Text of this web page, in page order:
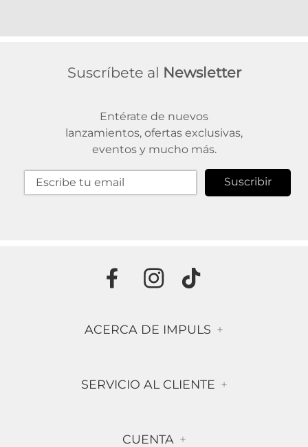
Suscríbete al Newsletter
Entérate de nuevos
lanzamientos, ofertas exclusivas,
eventos y mucho más.
Suscribir
ACERCA DE IMPULS +
Contáctanos
SERVICIO AL CLIENTE +
CUENTA +